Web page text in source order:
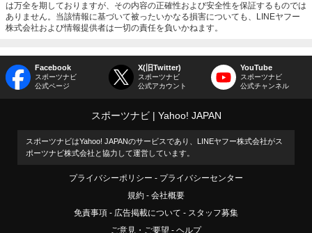
は万全を期しておりますが、その内容の正確性および安全性を保証するものでは
ありません。当該情報に基づいて被ったいかなる損害についても、LINEヤフー
株式会社および情報提供者は一切の責任を負いかねます。
Facebook
スポーツナビ
公式ページ
X(旧Twitter)
スポーツナビ
公式アカウント
YouTube
スポーツナビ
公式チャンネル
スポーツナビ Yahoo! JAPAN
スポーツナビはYahoo! JAPANのサービスであり、LINEヤフー株式会社がス
ポーツナビ株式会社と協力して運営しています。
プライバシーポリシー
プライバシーセンター
規約
会社概要
免責事項
広告掲載について
スタッフ募集
ご意見・ご要望
ヘルプ